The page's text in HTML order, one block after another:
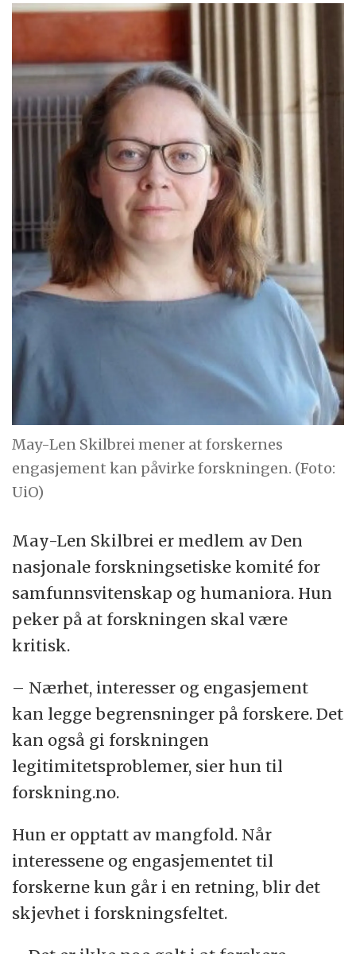
May-Len Skilbrei mener at forskernes
engasjement kan påvirke forskningen. (Foto:
UiO)
May-Len Skilbrei er medlem av Den
nasjonale forskningsetiske komité for
samfunnsvitenskap og humaniora. Hun
peker på at forskningen skal være
kritisk.
– Nærhet, interesser og engasjement
kan legge begrensninger på forskere. Det
kan også gi forskningen
legitimitetsproblemer, sier hun til
forskning.no.
Hun er opptatt av mangfold. Når
interessene og engasjementet til
forskerne kun går i en retning, blir det
skjevhet i forskningsfeltet.